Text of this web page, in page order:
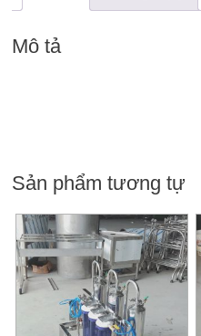
Mô tả
Sản phẩm tương tự